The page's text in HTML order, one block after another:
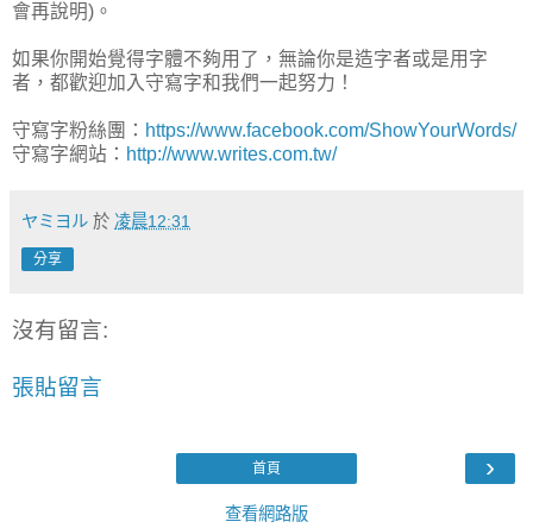
會再說明)。
如果你開始覺得字體不夠用了，無論你是造字者或是用字
者，都歡迎加入守寫字和我們一起努力！
守寫字粉絲團： https://www.facebook.com/ShowYourWords/
守寫字網站： http://www.writes.com.tw/
ヤミヨル 於 凌晨12:31
分享
沒有留言:
張貼留言
›
首頁
查看網路版